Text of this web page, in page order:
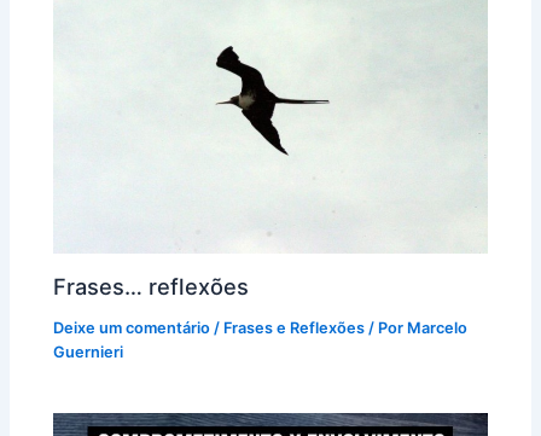
Frases… reflexões
Deixe um comentário / Frases e Reflexões / Por Marcelo
Guernieri